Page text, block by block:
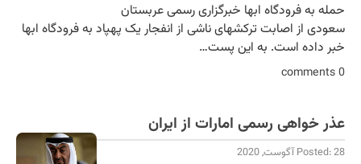
حمله به فرودگاه ابها خبرگزاری رسمی عربستان
سعودی از اصابت ترکشهای ناشی از انفجار یک پهپاد به فرودگاه ابها
خبر داده است. به این پست…
0 comments
عذر خواهی رسمی امارات از ایران
Posted: 28 آگوست, 2020